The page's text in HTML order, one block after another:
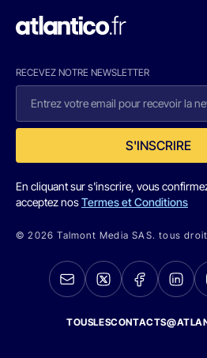
RECEVEZ NOTRE NEWSLETTER
S'INSCRIRE
En cliquant sur s'inscrire, vous
acceptez nosTermes et Conditions
© 2026 Talmont Media SAS. tous